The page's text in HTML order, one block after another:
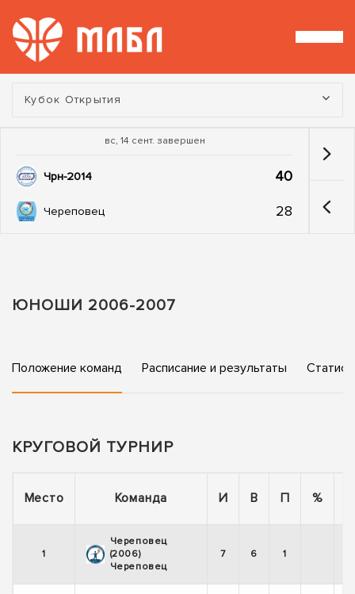
Турнир:
Кубок Открытия
вс, 14 сент. завершен
Чрн-2014 40
Череповец 28
ЮНОШИ 2006-2007
Положение команд Расписание и результаты
КРУГОВОЙ ТУРНИР
Место Команда И В П %
1
Череповец
(2006)
Череповец
7 6 1